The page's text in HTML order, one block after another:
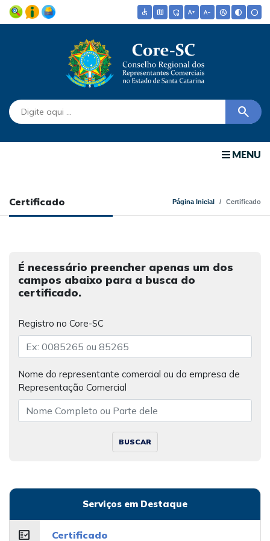
accessible map admin_panel_settings text_increase text_decrease hdr_auto contrast circle
search
MENU
Certificado Página Inicial Certificado
É necessário preencher apenas um dos
campos abaixo para a busca do
certificado.
Registro no Core-SC
Nome do representante comercial ou da empresa de
Representação Comercial
BUSCAR
Serviços em Destaque
fact_check Certificado